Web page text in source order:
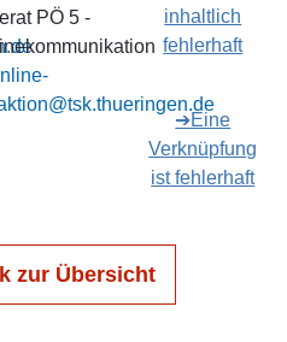
PÖ 5 -
inhaltlich
fehlerhaft
➔Eine
Verknüpfung
ist fehlerhaft
zur Übersicht